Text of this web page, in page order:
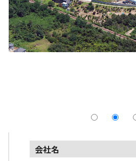
採用情報
よくあるご質問
会社名